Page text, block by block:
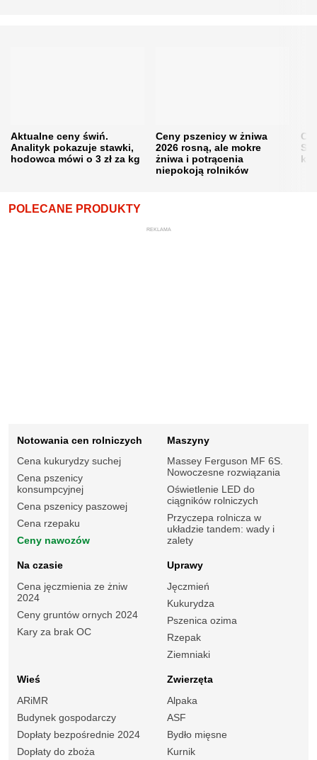
Aktualne ceny świń.
Analityk pokazuje stawki,
hodowca mówi o 3 zł za kg
Ceny pszenicy w żniwa
2026 rosną, ale mokre
żniwa i potrącenia
niepokoją rolników
POLECANE PRODUKTY
REKLAMA
Notowania cen rolniczych
Cena kukurydzy suchej
Cena pszenicy
konsumpcyjnej
Cena pszenicy paszowej
Cena rzepaku
Ceny nawozów
Maszyny
Massey Ferguson MF 6S.
Nowoczesne rozwiązania
Oświetlenie LED do
ciągników rolniczych
Przyczepa rolnicza w
układzie tandem: wady i
zalety
Na czasie
Cena jęczmienia ze żniw
2024
Ceny gruntów ornych 2024
Kary za brak OC
Uprawy
Jęczmień
Kukurydza
Pszenica ozima
Rzepak
Ziemniaki
Wieś
ARiMR
Budynek gospodarczy
Dopłaty bezpośrednie 2024
Dopłaty do zboża
Zwierzęta
Alpaka
ASF
Bydło mięsne
Kurnik